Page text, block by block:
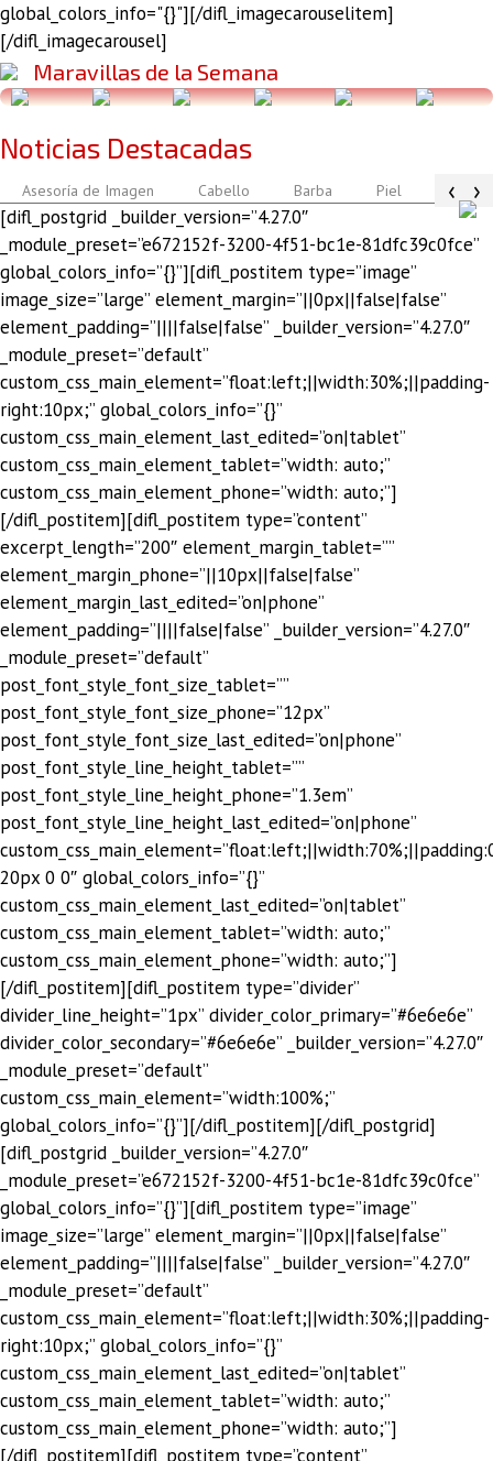
global_colors_info="{}"][/difl_imagecarouselitem]
[/difl_imagecarousel]
Maravillas de la Semana
Noticias Destacadas
‹
Asesoría de Imagen Cabello Barba Piel ›
[difl_postgrid _builder_version=”4.27.0″
_module_preset=”e672152f-3200-4f51-bc1e-81dfc39c0fce”
global_colors_info=”{}”][difl_postitem type=”image”
image_size=”large” element_margin=”||0px||false|false”
element_padding=”||||false|false” _builder_version=”4.27.0″
_module_preset=”default”
custom_css_main_element=”float:left;||width:30%;||padding-
right:10px;” global_colors_info=”{}”
custom_css_main_element_last_edited=”on|tablet”
custom_css_main_element_tablet=”width: auto;”
custom_css_main_element_phone=”width: auto;”]
[/difl_postitem][difl_postitem type=”content”
excerpt_length=”200″ element_margin_tablet=””
element_margin_phone=”||10px||false|false”
element_margin_last_edited=”on|phone”
element_padding=”||||false|false” _builder_version=”4.27.0″
_module_preset=”default”
post_font_style_font_size_tablet=””
post_font_style_font_size_phone=”12px”
post_font_style_font_size_last_edited=”on|phone”
post_font_style_line_height_tablet=””
post_font_style_line_height_phone=”1.3em”
post_font_style_line_height_last_edited=”on|phone”
20px 0 0″ global_colors_info=”{}”
custom_css_main_element_last_edited=”on|tablet”
custom_css_main_element_tablet=”width: auto;”
custom_css_main_element_phone=”width: auto;”]
[/difl_postitem][difl_postitem type=”divider”
divider_line_height=”1px” divider_color_primary=”#6e6e6e”
divider_color_secondary=”#6e6e6e” _builder_version=”4.27.0″
_module_preset=”default”
custom_css_main_element=”width:100%;”
global_colors_info=”{}”][/difl_postitem][/difl_postgrid]
[difl_postgrid _builder_version=”4.27.0″
_module_preset=”e672152f-3200-4f51-bc1e-81dfc39c0fce”
global_colors_info=”{}”][difl_postitem type=”image”
image_size=”large” element_margin=”||0px||false|false”
element_padding=”||||false|false” _builder_version=”4.27.0″
_module_preset=”default”
custom_css_main_element=”float:left;||width:30%;||padding-
right:10px;” global_colors_info=”{}”
custom_css_main_element_last_edited=”on|tablet”
custom_css_main_element_tablet=”width: auto;”
custom_css_main_element_phone=”width: auto;”]
[/difl_postitem][difl_postitem type=”content”